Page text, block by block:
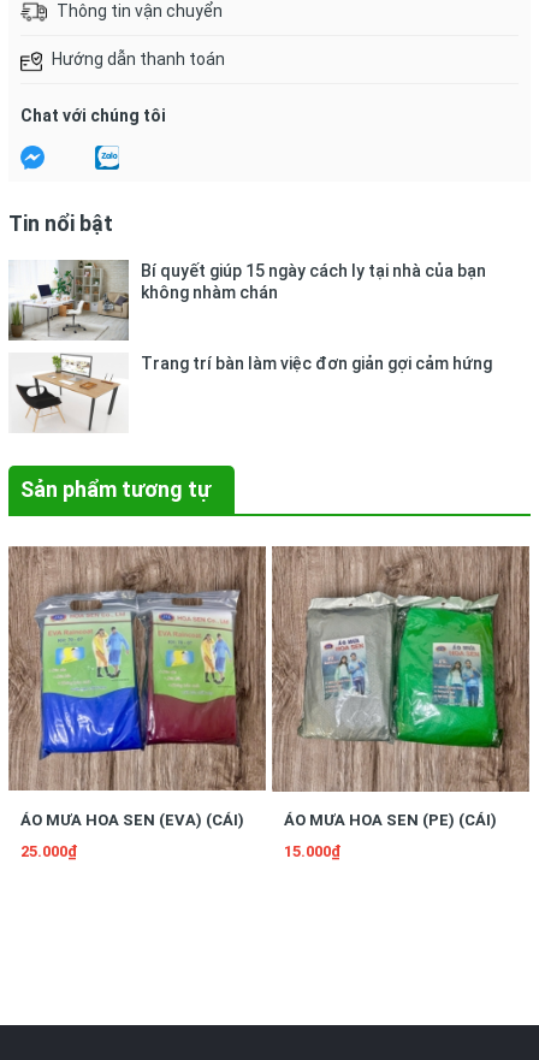
Thông tin vận chuyển
Hướng dẫn thanh toán
Chat với chúng tôi
Tin nổi bật
Bí quyết giúp 15 ngày cách ly tại nhà của bạn
không nhàm chán
Trang trí bàn làm việc đơn giản gợi cảm hứng
Sản phẩm tương tự
ÁO MƯA HOA SEN (EVA) (CÁI)
25.000₫
ÁO MƯA HOA SEN (PE) (CÁI)
15.000₫